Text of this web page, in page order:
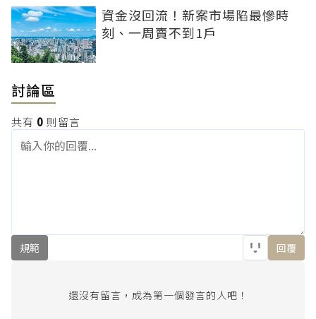
資金沒回流！新案市場陷最慘時
刻、一周賣不到1戶
討論區
共有 0 則留言
規範 回覆
還沒有留言，成為第一個發言的人吧！